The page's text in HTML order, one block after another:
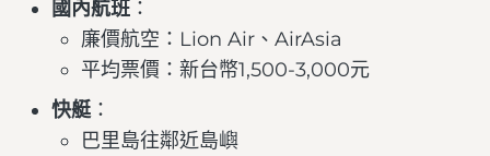
國內航班 ：
廉價航空：Lion Air、AirAsia
平均票價：新台幣1,500-3,000元
快艇：
巴里島往鄰近島嶼